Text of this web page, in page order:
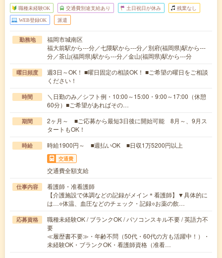
職種未経験OK 交通費別途支給あり 土日祝日が休み 残業なし
WEB登録OK 派遣
勤務地
福岡市城南区
福大前駅から---分／七隈駅から---分／別府(福岡県)駅から---
分／茶山(福岡県)駅から---分／金山(福岡県)駅から---分
曜日頻度
週3日～OK！ ■曜日固定の相談OK！ ■ご希望の曜日をご相談
ください！
時間
＼日勤のみ／シフト例・10:00～15:00・9:00～17:00（休憩
60分）■ご希望があればその…
期間
2ヶ月～ ■ご応募から最短3日後に開始可能 8月～、9月ス
タートもOK！
時給 時給1900円～ ■週払いOK ■日収1万5200円以上
交通費
交通費全額支給
仕事内容
看護師・准看護師
【介護施設で体調などの記録がメイン＊看護師】▼具体的に
は…○体温、血圧などのチェック・記録○お薬の飲…
応募資格
職種未経験OK / ブランクOK / パソコンスキル不要 / 英語力不
要
≪履歴書不要≫・年齢不問（50代・60代の方も活躍中！）・
未経験OK・ブランクOK・看護師資格（准看…